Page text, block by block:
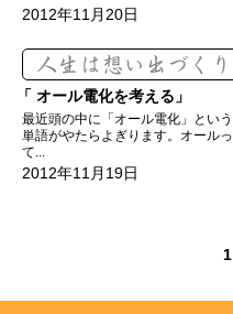
2012年11月20日
オール電化を考える
最近頭の中に「オール電化」という
単語がやたらよぎります。オールっ
て...
2012年11月19日
1